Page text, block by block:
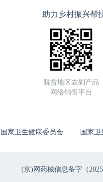
助力乡村振兴帮
脱贫地区农副产品
网络销售平台
国家卫生健康委员会 国家
(京)网药械信息备字（2025